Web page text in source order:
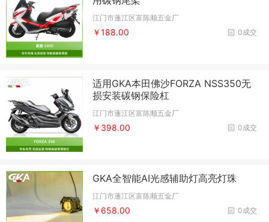
江门市蓬江区富陈顺五金厂
0成交
￥188.00
适用GKA本田佛沙FORZA NSS350无
损安装碳钢保险杠
江门市蓬江区富陈顺五金厂
0成交
￥398.00
GKA全智能AI光感辅助灯高亮灯珠
江门市蓬江区富陈顺五金厂
0成交
￥658.00